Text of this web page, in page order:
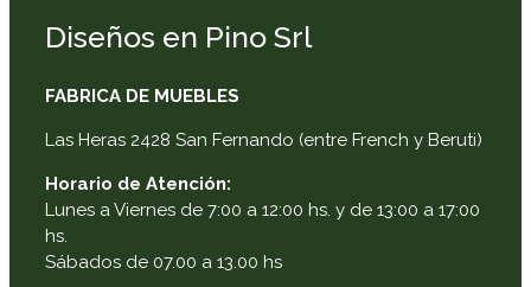
Diseños en Pino Srl
FABRICA DE MUEBLES
Las Heras 2428 San Fernando (entre French y Beruti)
Horario de Atención:
Lunes a Viernes de 7:00 a 12:00 hs. y de 13:00 a 17:00
hs.
Sábados de 07.00 a 13.00 hs